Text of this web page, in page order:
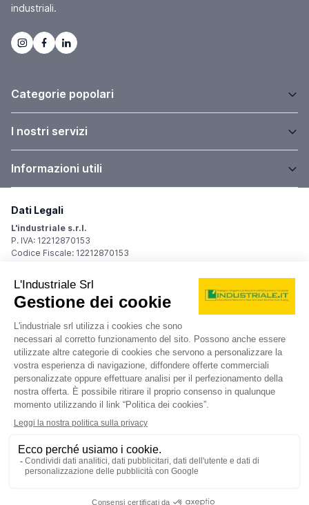
industriali.
Categorie popolari
I nostri servizi
Informazioni utili
Dati Legali
L'industriale s.r.l.
P. IVA: 12212870153
Codice Fiscale: 12212870153
Sede Legale
Via Carlo Dolci, 32
20148 Milano (MI)
Italy
Registro Imprese
Iscrizione R.I.: 12212870153
REA: MI-1539011
Capitale sociale: Euro 10.400,00 i.v.
Contatti
info@industriale.it
PEC:industriale@pec.industriale.it
02 8969 3116